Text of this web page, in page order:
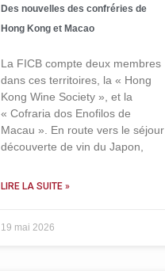
Des nouvelles des confréries de
Hong Kong et Macao
La FICB compte deux membres
dans ces territoires, la « Hong
Kong Wine Society », et la
« Cofraria dos Enofilos de
Macau ». En route vers le séjour
découverte de vin du Japon,
LIRE LA SUITE »
19 mai 2026